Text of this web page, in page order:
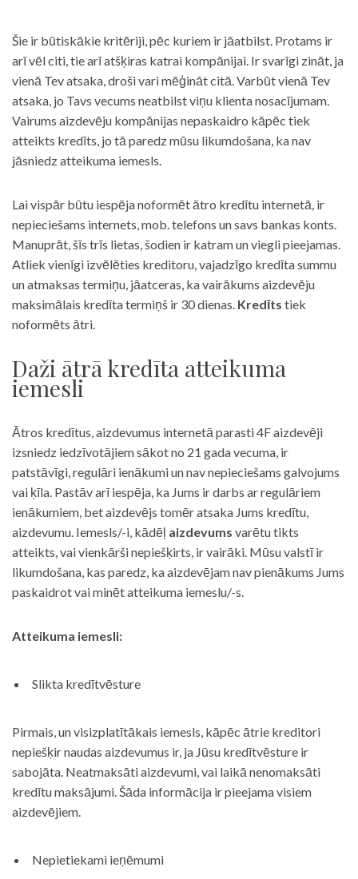
Šie ir būtiskākie kritēriji, pēc kuriem ir jāatbilst. Protams ir
arī vēl citi, tie arī atšķiras katrai kompānijai. Ir svarīgi zināt, ja
vienā Tev atsaka, droši vari mēģināt citā. Varbūt vienā Tev
atsaka, jo Tavs vecums neatbilst viņu klienta nosacījumam.
Vairums aizdevēju kompānijas nepaskaidro kāpēc tiek
atteikts kredīts, jo tā paredz mūsu likumdošana, ka nav
jāsniedz atteikuma iemesls.
Lai vispār būtu iespēja noformēt ātro kredītu internetā, ir
nepieciešams internets, mob. telefons un savs bankas konts.
Manuprāt, šīs trīs lietas, šodien ir katram un viegli pieejamas.
Atliek vienīgi izvēlēties kreditoru, vajadzīgo kredīta summu
un atmaksas termiņu, jāatceras, ka vairākums aizdevēju
maksimālais kredīta termiņš ir 30 dienas. Kredīts tiek
noformēts ātri.
Daži ātrā kredīta atteikuma
iemesli
Ātros kredītus, aizdevumus internetā parasti 4F aizdevēji
izsniedz iedzīvotājiem sākot no 21 gada vecuma, ir
patstāvīgi, regulāri ienākumi un nav nepieciešams galvojums
vai ķīla. Pastāv arī iespēja, ka Jums ir darbs ar regulāriem
ienākumiem, bet aizdevējs tomēr atsaka Jums kredītu,
aizdevumu. Iemesls/-i, kādēļ aizdevums varētu tikts
atteikts, vai vienkārši nepiešķirts, ir vairāki. Mūsu valstī ir
likumdošana, kas paredz, ka aizdevējam nav pienākums Jums
paskaidrot vai minēt atteikuma iemeslu/-s.
Atteikuma iemesli:
Slikta kredītvēsture
Pirmais, un visizplatītākais iemesls, kāpēc ātrie kreditori
nepiešķir naudas aizdevumus ir, ja Jūsu kredītvēsture ir
sabojāta. Neatmaksāti aizdevumi, vai laikā nenomaksāti
kredītu maksājumi. Šāda informācija ir pieejama visiem
aizdevējiem.
Nepietiekami ieņēmumi